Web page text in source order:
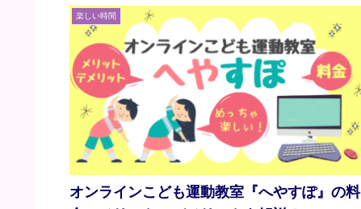
楽しい時間
オンラインこども運動教室『へやすぽ』の料